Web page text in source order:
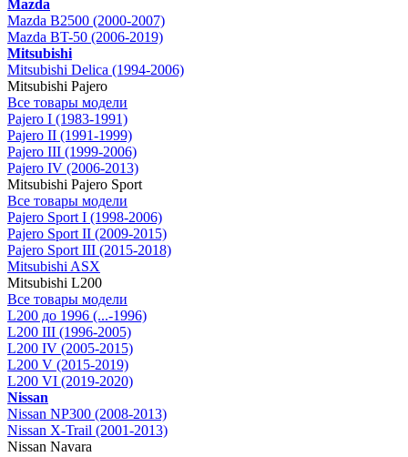
Mazda
Mazda B2500 (2000-2007)
Mazda BT-50 (2006-2019)
Mitsubishi
Mitsubishi Delica (1994-2006)
Mitsubishi Pajero
Все товары модели
Pajero I (1983-1991)
Pajero II (1991-1999)
Pajero III (1999-2006)
Pajero IV (2006-2013)
Mitsubishi Pajero Sport
Все товары модели
Pajero Sport I (1998-2006)
Pajero Sport II (2009-2015)
Pajero Sport III (2015-2018)
Mitsubishi ASX
Mitsubishi L200
Все товары модели
L200 до 1996 (...-1996)
L200 III (1996-2005)
L200 IV (2005-2015)
L200 V (2015-2019)
L200 VI (2019-2020)
Nissan
Nissan NP300 (2008-2013)
Nissan X-Trail (2001-2013)
Nissan Navara